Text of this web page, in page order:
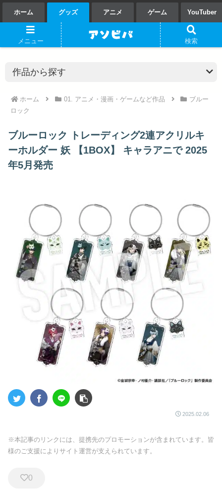
ホーム グッズ アニメ ゲーム YouTuber
ホーム 01. アニメ・漫画・ゲームなど作品
ブルー
ロック
ブルーロック トレーディング2連アクリルキ
ーホルダー 妖 【1BOX】 キャラアニで 2025
年5月発売
2025.02.06
※本記事のリンクには、提携先のプロモーションが含まれています。皆
様のご支援によりサイト運営が支えられています。
0
メニュー 検索